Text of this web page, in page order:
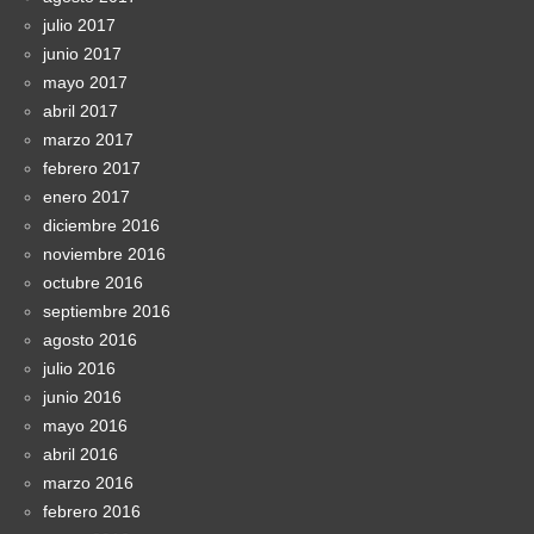
julio 2017
junio 2017
mayo 2017
abril 2017
marzo 2017
febrero 2017
enero 2017
diciembre 2016
noviembre 2016
octubre 2016
septiembre 2016
agosto 2016
julio 2016
junio 2016
mayo 2016
abril 2016
marzo 2016
febrero 2016